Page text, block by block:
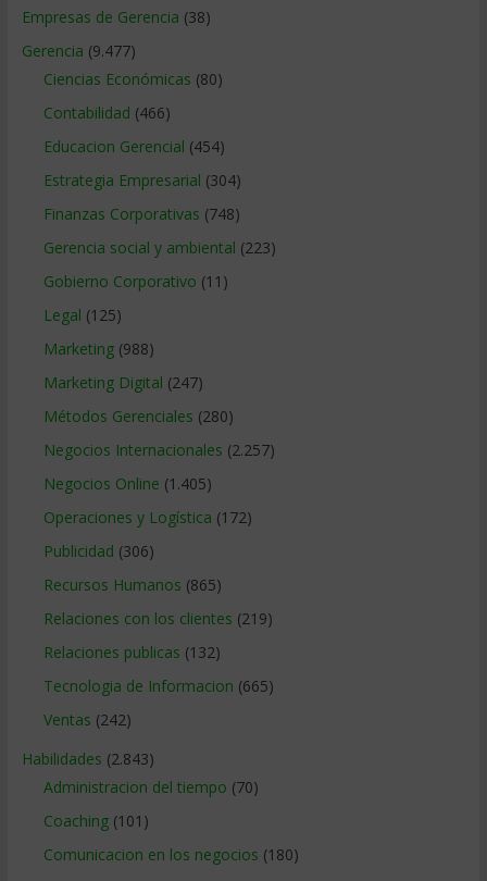
Empresas de Gerencia (38)
Gerencia (9.477)
Ciencias Económicas (80)
Contabilidad (466)
Educacion Gerencial (454)
Estrategia Empresarial (304)
Finanzas Corporativas (748)
Gerencia social y ambiental (223)
Gobierno Corporativo (11)
Legal (125)
Marketing(988)
Marketing Digital (247)
Métodos Gerenciales (280)
Negocios Internacionales (2.257)
Negocios Online (1.405)
Operaciones y Logística (172)
Publicidad (306)
Recursos Humanos (865)
Relaciones con los clientes (219)
Relaciones publicas (132)
Tecnologia de Informacion (665)
Ventas (242)
Habilidades (2.843)
Administracion del tiempo (70)
Coaching(101)
Comunicacion en los negocios (180)